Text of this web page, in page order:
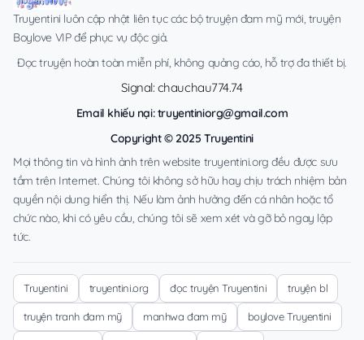
Truyentini luôn cập nhật liên tục các bộ truyện đam mỹ mới, truyện
Boylove VIP để phục vụ độc giả.
Đọc truyện hoàn toàn miễn phí, không quảng cáo, hỗ trợ đa thiết bị.
Signal: chauchau774.74
Email khiếu nại:truyentiniorg@gmail.com
Copyright © 2025 Truyentini
Mọi thông tin và hình ảnh trên website truyentini.org đều được sưu
tầm trên Internet. Chúng tôi không sở hữu hay chịu trách nhiệm bản
quyền nội dung hiển thị. Nếu làm ảnh hưởng đến cá nhân hoặc tổ
chức nào, khi có yêu cầu, chúng tôi sẽ xem xét và gỡ bỏ ngay lập
tức.
Truyentini truyentini.org đọc truyện Truyentini truyện bl
truyện tranh đam mỹ manhwa đam mỹ boylove Truyentini